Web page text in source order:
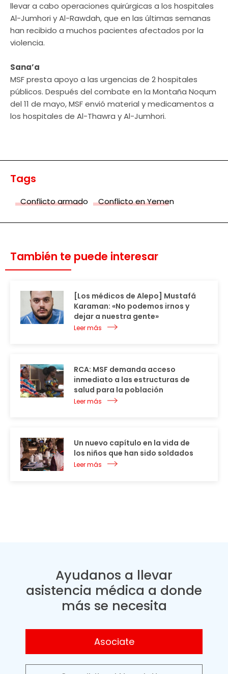
llevar a cabo operaciones quirúrgicas a los hospitales
Al-Jumhori y Al-Rawdah, que en las últimas semanas
han recibido a muchos pacientes afectados por la
violencia.
Sana’a
MSF presta apoyo a las urgencias de 2 hospitales
públicos. Después del combate en la Montaña Noqum
del 11 de mayo, MSF envió material y medicamentos a
los hospitales de Al-Thawra y Al-Jumhori.
Tags
Conflicto armado Conflicto en Yemen
También te puede interesar
[Los médicos de Alepo] Mustafá
Karaman: «No podemos irnos y
dejar a nuestra gente»
Leer más
RCA: MSF demanda acceso
inmediato a las estructuras de
salud para la población
Leer más
Un nuevo capítulo en la vida de
los niños que han sido soldados
Leer más
Ayudanos a llevar
asistencia médica a donde
más se necesita
Asociate